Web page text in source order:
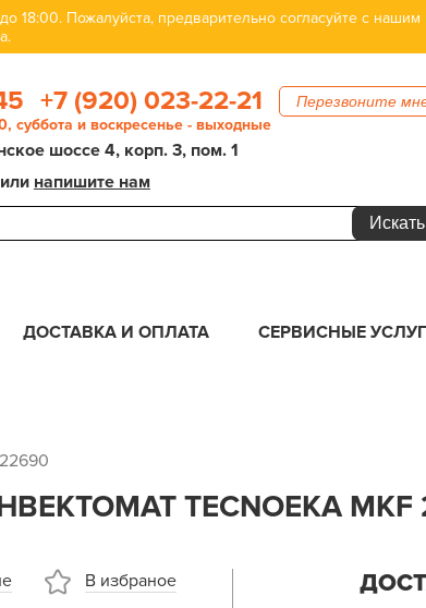
18:00. Пожалуйста, предварительно согласуйте с
+7 (920) 023-22-21 Перезвоните
суббота и воскресенье - выходные
шоссе 4, корп. 3, пом. 1
напишите нам
ДОСТАВКА И ОПЛАТА СЕРВИСНЫЕ
TECNOEKA MKF
В избраное